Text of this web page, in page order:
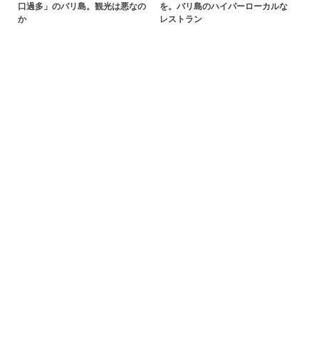
口過多」のバリ島。観光は悪なの
か
を。バリ島のハイパーローカルな
レストラン